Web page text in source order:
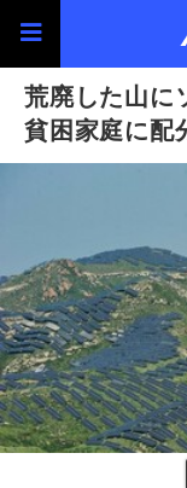
荒廃した山に
貧困家庭に配